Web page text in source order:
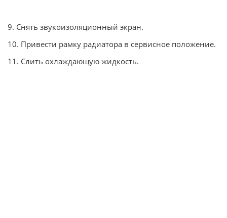
9. Снять звукоизоляционный экран.
10. Привести рамку радиатора в сервисное положение.
11. Слить охлаждающую жидкость.